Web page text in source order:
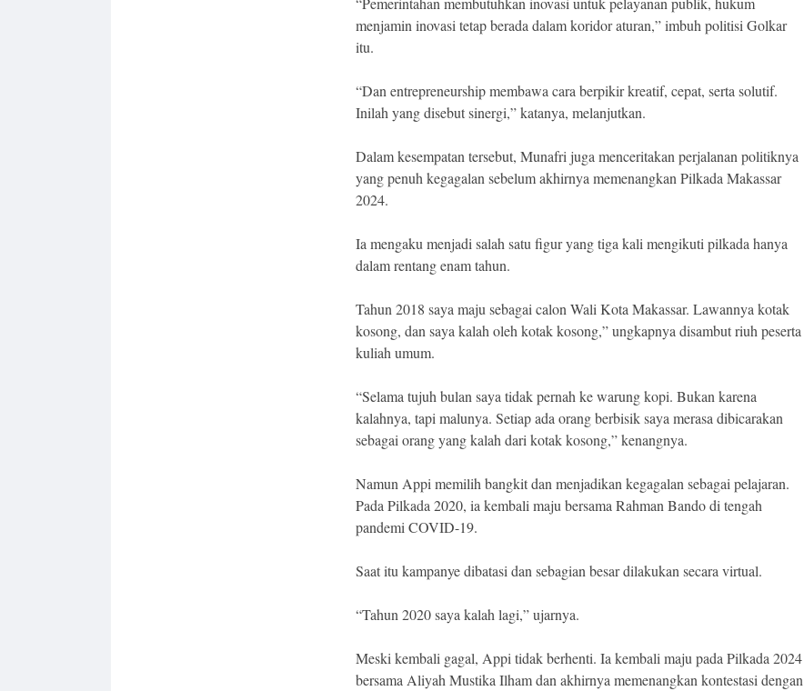
menjamin inovasi tetap berada dalam koridor aturan,” imbuh politisi Golkar
itu.
“Dan entrepreneurship membawa cara berpikir kreatif, cepat, serta solutif.
Inilah yang disebut sinergi,” katanya, melanjutkan.
Dalam kesempatan tersebut, Munafri juga menceritakan perjalanan politiknya
yang penuh kegagalan sebelum akhirnya memenangkan Pilkada Makassar
2024.
Ia mengaku menjadi salah satu figur yang tiga kali mengikuti pilkada hanya
dalam rentang enam tahun.
Tahun 2018 saya maju sebagai calon Wali Kota Makassar. Lawannya kotak
kosong, dan saya kalah oleh kotak kosong,” ungkapnya disambut riuh peserta
kuliah umum.
“Selama tujuh bulan saya tidak pernah ke warung kopi. Bukan karena
kalahnya, tapi malunya. Setiap ada orang berbisik saya merasa dibicarakan
sebagai orang yang kalah dari kotak kosong,” kenangnya.
Namun Appi memilih bangkit dan menjadikan kegagalan sebagai pelajaran.
Pada Pilkada 2020, ia kembali maju bersama Rahman Bando di tengah
pandemi COVID-19.
Saat itu kampanye dibatasi dan sebagian besar dilakukan secara virtual.
“Tahun 2020 saya kalah lagi,” ujarnya.
Meski kembali gagal, Appi tidak berhenti. Ia kembali maju pada Pilkada 2024
bersama Aliyah Mustika Ilham dan akhirnya memenangkan kontestasi dengan